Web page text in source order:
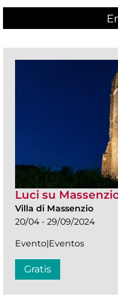
Luci su
Villa di Massenzio
20/04 - 29/09/2024
Evento|Eventos
Gratis